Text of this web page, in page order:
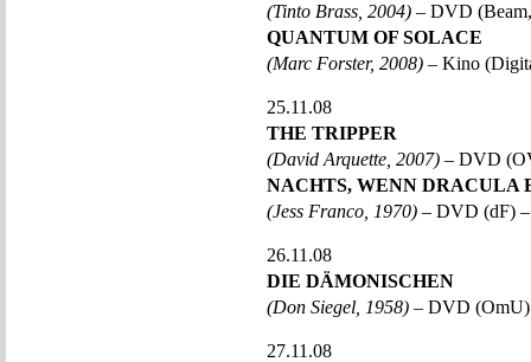
(Tinto Brass, 2004) – DVD
QUANTUM OF SOLACE
(Marc Forster, 2008) – Kino
25.11.08
THE TRIPPER
(David Arquette, 2007) – DVD
NACHTS, WENN DRACULA
(Jess Franco, 1970) – DVD (dF)
26.11.08
DIE DÄMONISCHEN
(Don Siegel, 1958) – DVD
27.11.08